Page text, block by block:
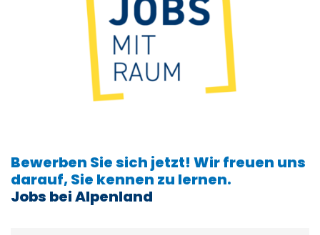
Jobs bei Alpenland
Bewerben Sie sich jetzt! Wir freuen uns
darauf, Sie kennen zu lernen.